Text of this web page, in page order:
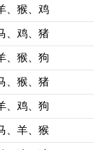
、猴、鸡
、鸡、猪
、猴、狗
、猴、猪
、鸡、狗
、羊、猴